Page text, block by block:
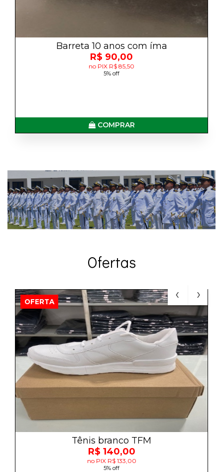
Barreta 10 anos com íma
R$ 90,00
no PIX R$ 85,50
5% off
COMPRAR
Ofertas
OFERTA
Tênis branco TFM
R$ 140,00
no PIX R$ 133,00
5% off